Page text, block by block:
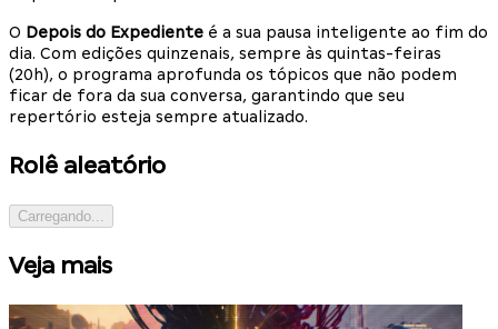
O Depois do Expediente é a sua pausa inteligente ao fim do
dia. Com edições quinzenais, sempre às quintas-feiras
(20h), o programa aprofunda os tópicos que não podem
ficar de fora da sua conversa, garantindo que seu
repertório esteja sempre atualizado.
Rolê aleatório
Carregando...
Veja mais